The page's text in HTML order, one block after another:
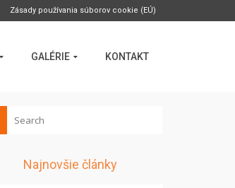
Zásady používania súborov cookie (EÚ)
GALÉRIE KONTAKT
Najnovšie články